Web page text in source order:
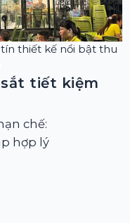
thiết kế nổi bật thu
tiết kiệm
chế:
hợp lý